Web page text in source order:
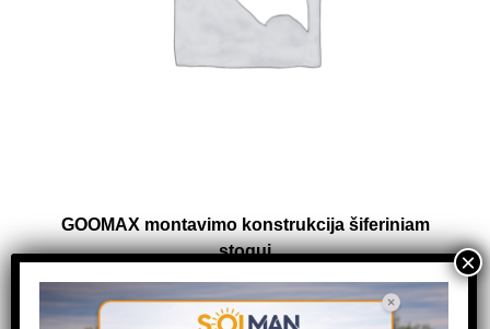
GOOMAX montavimo konstrukcija šiferiniam
stogui
282,12€–815,59€